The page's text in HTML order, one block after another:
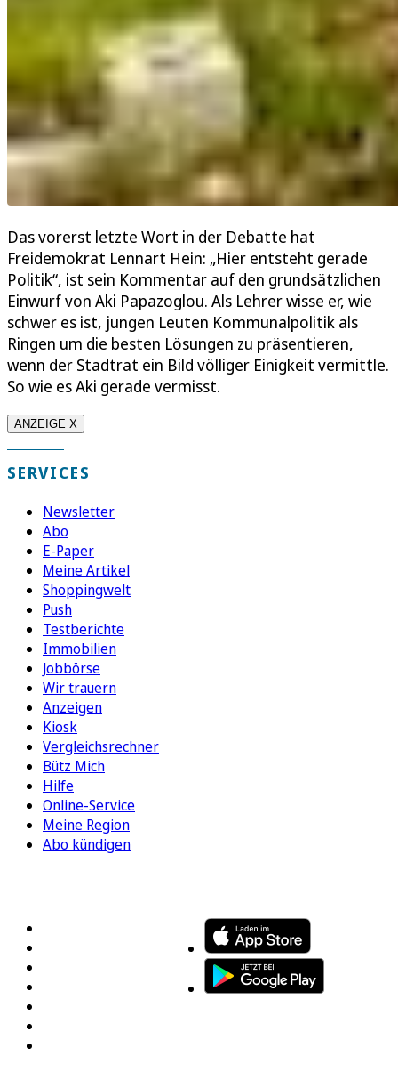
Das vorerst letzte Wort in der Debatte hat
Freidemokrat Lennart Hein: „Hier entsteht gerade
Politik“, ist sein Kommentar auf den grundsätzlichen
Einwurf von Aki Papazoglou. Als Lehrer wisse er, wie
schwer es ist, jungen Leuten Kommunalpolitik als
Ringen um die besten Lösungen zu präsentieren,
wenn der Stadtrat ein Bild völliger Einigkeit vermittle.
So wie es Aki gerade vermisst.
ANZEIGE X
SERVICES
Newsletter
Abo
E-Paper
Meine Artikel
Shoppingwelt
Push
Testberichte
Immobilien
Jobbörse
Wir trauern
Anzeigen
Kiosk
Vergleichsrechner
Bütz Mich
Hilfe
Online-Service
Meine Region
Abo kündigen